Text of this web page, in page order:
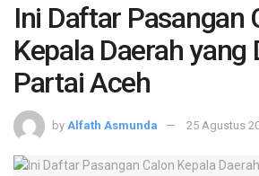
Ini Daftar Pasangan
Kepala Daerah yang
Partai Aceh
by Alfath Asmunda 25 Agustus